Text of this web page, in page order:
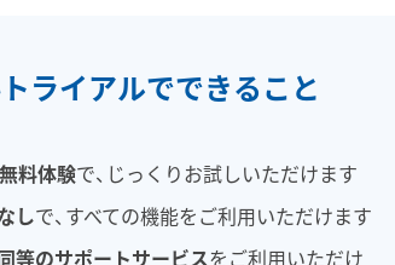
ライアルでできること
料体験で、じっくりお試しいただけます
しで、すべての機能をご利用いただけます
等のサポートサービスをご利用いただけ